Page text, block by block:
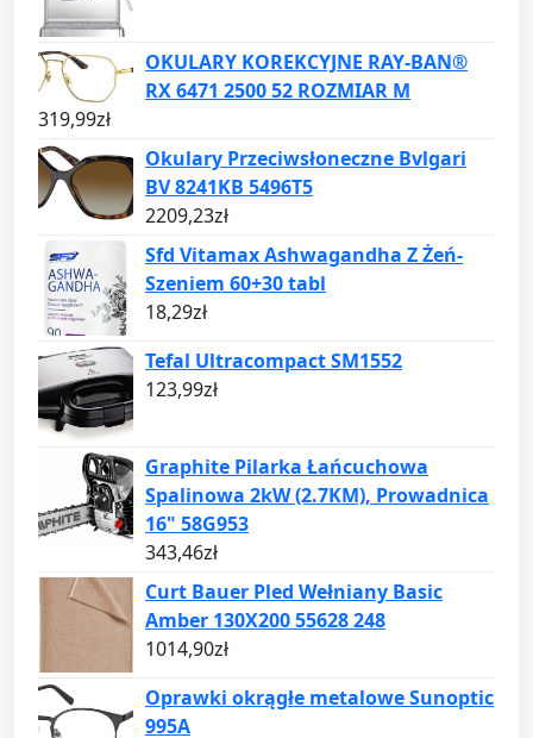
OKULARY KOREKCYJNE RAY-BAN®
RX 6471 2500 52 ROZMIAR M
319,99zł
Okulary Przeciwsłoneczne Bvlgari
BV 8241KB 5496T5
2209,23zł
Sfd Vitamax Ashwagandha Z Żeń-
Szeniem 60+30 tabl
18,29zł
Tefal Ultracompact SM1552
123,99zł
Graphite Pilarka Łańcuchowa
Spalinowa 2kW (2.7KM), Prowadnica
16" 58G953
343,46zł
Curt Bauer Pled Wełniany Basic
Amber 130X200 55628 248
1014,90zł
Oprawki okrągłe metalowe Sunoptic
995A